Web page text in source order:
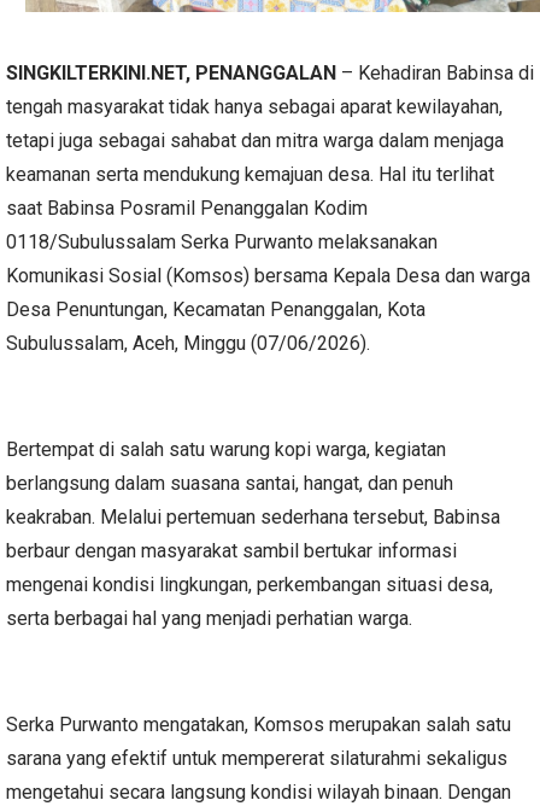
SINGKILTERKINI.NET, PENANGGALAN – Kehadiran Babinsa di
tengah masyarakat tidak hanya sebagai aparat kewilayahan,
tetapi juga sebagai sahabat dan mitra warga dalam menjaga
keamanan serta mendukung kemajuan desa. Hal itu terlihat
saat Babinsa Posramil Penanggalan Kodim
0118/Subulussalam Serka Purwanto melaksanakan
Komunikasi Sosial (Komsos) bersama Kepala Desa dan warga
Desa Penuntungan, Kecamatan Penanggalan, Kota
Subulussalam, Aceh, Minggu (07/06/2026).
Bertempat di salah satu warung kopi warga, kegiatan
berlangsung dalam suasana santai, hangat, dan penuh
keakraban. Melalui pertemuan sederhana tersebut, Babinsa
berbaur dengan masyarakat sambil bertukar informasi
mengenai kondisi lingkungan, perkembangan situasi desa,
serta berbagai hal yang menjadi perhatian warga.
Serka Purwanto mengatakan, Komsos merupakan salah satu
sarana yang efektif untuk mempererat silaturahmi sekaligus
mengetahui secara langsung kondisi wilayah binaan. Dengan